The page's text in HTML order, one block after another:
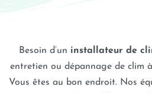
Besoin d’un installateur de
entretien ou dépannage de clim
Vous êtes au bon endroit. Nos